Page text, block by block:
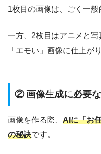
1枚目の画像は、ごく一般
一方、2枚目はアニメと
「エモい」画像に仕上が
② 画像生成に必要
画像を作る際、 AIに「お
の秘訣です。